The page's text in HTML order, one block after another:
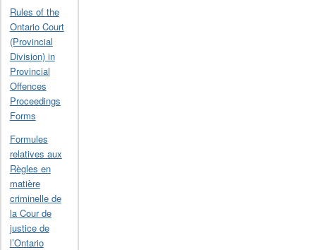
Rules of the
Ontario Court
(Provincial
Division) in
Provincial
Offences
Proceedings
Forms
Formules
relatives aux
Règles en
matière
criminelle de
la Cour de
justice de
l’Ontario